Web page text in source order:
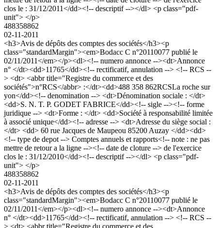
clos le : 31/12/2011</dd><!-- descriptif --></dl> <p class="pdf-
unit"> </p>
488358862
02-11-2011
<h3>Avis de dépôts des comptes des sociétés</h3><p
class="standardMargin"><em>Bodacc C n°20110077 publié le
02/11/2011</em></p><dl><!-- numero annonce --><dt>Annonce
n° </dt><dd>11765</dd><!-- rectificatif, annulation --> <!-- RCS --
> <dt> <abbr title="Registre du commerce et des
sociétés">n°RCS</abbr> :</dt><dd>488 358 862RCSLa roche sur
yon</dd><!-- denomination --> <dt>Dénomination sociale : </dt>
<dd>S. N. T. P. GODET FABRICE</dd><!-- sigle --><!-- forme
juridique --> <dt>Forme : </dt> <dd>Société à responsabilité limitée
à associé unique</dd><!-- adresse --> <dt>Adresse du siège social :
</dt> <dd> 60 rue Jacques de Maupeou 85200 Auzay </dd><dd>
<!-- type de depot --> Comptes annuels et rapports<!-- note : ne pas
mettre de retour a la ligne --><!-- date de cloture --> de l'exercice
clos le : 31/12/2010</dd><!-- descriptif --></dl> <p class="pdf-
unit"> </p>
488358862
02-11-2011
<h3>Avis de dépôts des comptes des sociétés</h3><p
class="standardMargin"><em>Bodacc C n°20110077 publié le
02/11/2011</em></p><dl><!-- numero annonce --><dt>Annonce
n° </dt><dd>11765</dd><!-- rectificatif, annulation --> <!-- RCS --
> <dt> <abbr title="Registre du commerce et des